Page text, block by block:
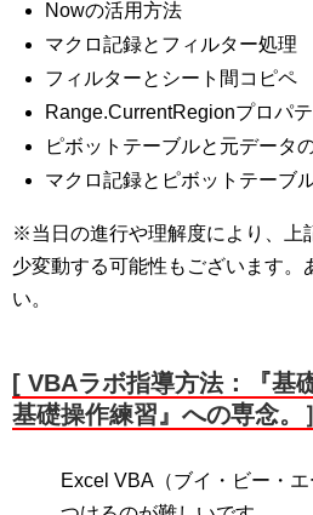
Nowの活用方法
マクロ記録とフィルター処理
フィルターとシート間コピペ
Range.CurrentRegionプロパ
ピボットテーブルと元データ
マクロ記録とピボットテーブ
※当日の進行や理解度により、上
少変動する可能性もございます。
い。
[ VBAラボ指導方法：『基
基礎操作練習』への専念。］
Excel VBA（ブイ・ビー・